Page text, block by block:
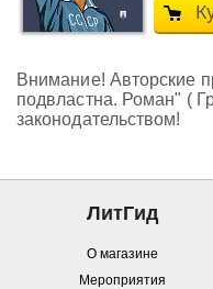
Внимание! Авторские
подвластна. Роман" (
законодательством!
ЛитГид
О магазине
Мероприятия